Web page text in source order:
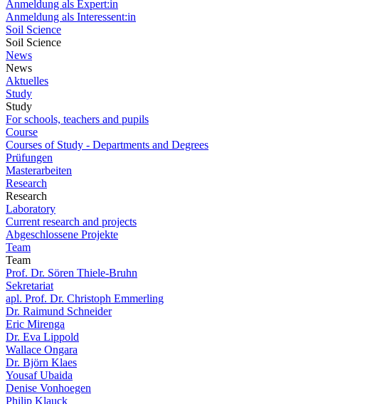
Anmeldung als Expert:in
Anmeldung als Interessent:in
Soil Science
Soil Science
News
News
Aktuelles
Study
Study
For schools, teachers and pupils
Course
Courses of Study - Departments and Degrees
Prüfungen
Masterarbeiten
Research
Research
Laboratory
Current research and projects
Abgeschlossene Projekte
Team
Team
Prof. Dr. Sören Thiele-Bruhn
Sekretariat
apl. Prof. Dr. Christoph Emmerling
Dr. Raimund Schneider
Eric Mirenga
Dr. Eva Lippold
Wallace Ongara
Dr. Björn Klaes
Yousaf Ubaida
Denise Vonhoegen
Philip Klauck